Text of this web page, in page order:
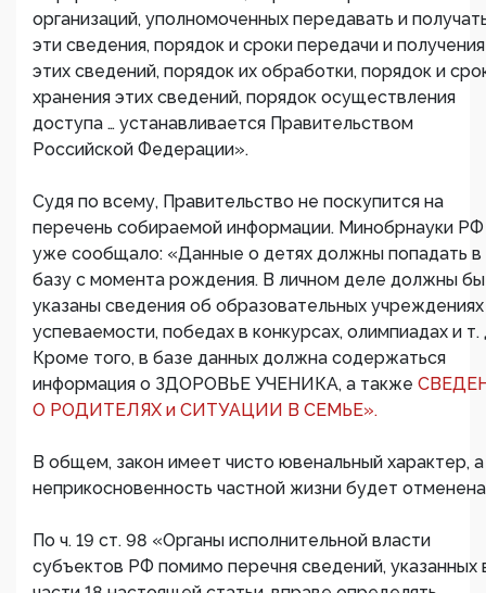
организаций, уполномоченных передавать и
эти сведения, порядок и сроки передачи и получения
этих сведений, порядок их обработки, порядок и
хранения этих сведений, порядок осуществления
доступа … устанавливается Правительством
Российской Федерации».
Судя по всему, Правительство не поскупится на
перечень собираемой информации. Минобрнауки РФ
уже сообщало: «Данные о детях должны попадать в
базу с момента рождения. В личном деле должны
указаны сведения об образовательных
успеваемости, победах в конкурсах, олимпиадах и т.
Кроме того, в базе данных должна содержаться
информация о ЗДОРОВЬЕ УЧЕНИКА, а также
О РОДИТЕЛЯХ и СИТУАЦИИ В СЕМЬЕ».
В общем, закон имеет чисто ювенальный характер, а
неприкосновенность частной жизни будет
По ч. 19 ст. 98 «Органы исполнительной власти
субъектов РФ помимо перечня сведений, указанных